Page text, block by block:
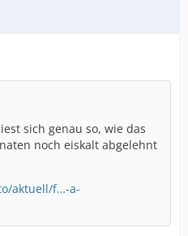
sich genau so, wie das
noch eiskalt abgelehnt
aktuell/f…-a-